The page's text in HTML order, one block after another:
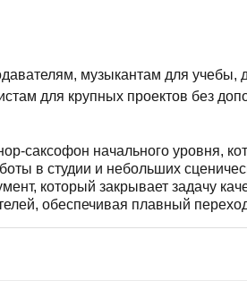
музыкантам для учебы,
для крупных проектов без
саксофон начального уровня,
в студии и небольших
который закрывает задачу
обеспечивая плавный